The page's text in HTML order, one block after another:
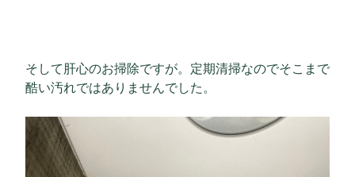
そして肝心のお掃除ですが。定期清掃なのでそこまで
酷い汚れではありませんでした。